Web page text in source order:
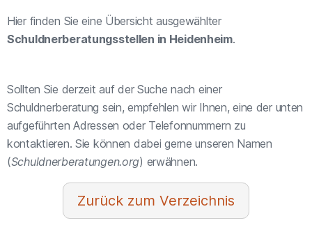
Hier finden Sie eine Übersicht ausgewählter
Schuldnerberatungsstellen in Heidenheim.
Sollten Sie derzeit auf der Suche nach einer
Schuldnerberatung sein, empfehlen wir Ihnen, eine der unten
aufgeführten Adressen oder Telefonnummern zu
kontaktieren. Sie können dabei gerne unseren Namen
(Schuldnerberatungen.org) erwähnen.
Verzeichnis